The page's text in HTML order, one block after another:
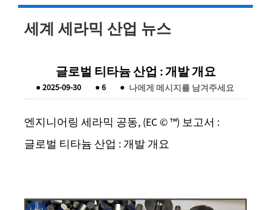
세계 세라믹 산업 뉴스
글로벌 티타늄 산업 : 개발 개요
●2025-09-30 ●6 ● 나에게 메시지를 남겨주세요
엔지니어링 세라믹 공동, (EC © ™) 보고서 :
글로벌 티타늄 산업 : 개발 개요